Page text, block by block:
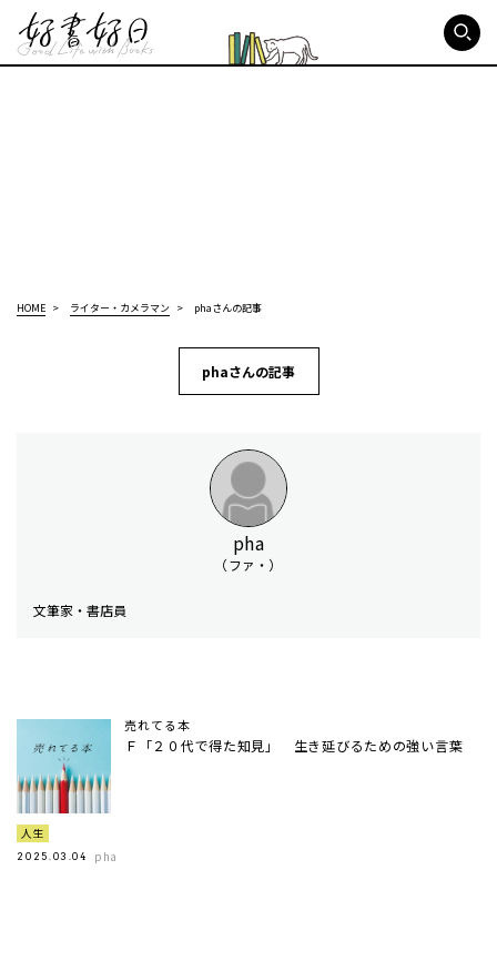
HOME ライター・カメラマン phaさんの記事
phaさんの記事
pha
（ファ・）
文筆家・書店員
売れてる本
Ｆ「２０代で得た知見」 生き延びるための強い言葉
人生
2025.03.04 pha